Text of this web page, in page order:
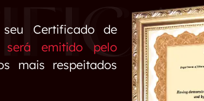
Certificado de
será emitido pelo
mais respeitados